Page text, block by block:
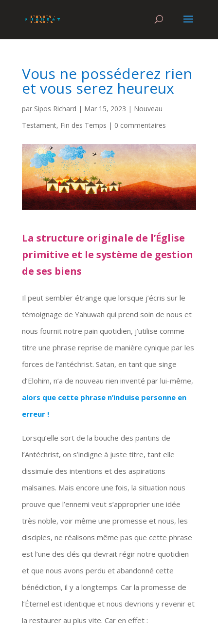
Vous ne posséderez rien
et vous serez heureux
par Sipos Richard | Mar 15, 2023 | Nouveau
Testament, Fin des Temps | 0 commentaires
La structure originale de l’Église
primitive et le système de gestion
de ses biens
Il peut sembler étrange que lorsque j’écris sur le
témoignage de Yahuwah qui prend soin de nous et
nous fournit notre pain quotidien, j’utilise comme
titre une phrase reprise de manière cynique par les
forces de l’antéchrist. Satan, en tant que singe
d’Elohim, n’a de nouveau rien inventé par lui-même,
alors que cette phrase n’induise personne en
erreur !
Lorsqu’elle sort de la bouche des pantins de
l’Antéchrist, on s’indigne à juste titre, tant elle
dissimule des intentions et des aspirations
malsaines. Mais encore une fois, la situation nous
prouve que l’ennemi veut s’approprier une idée
très noble, voir même une promesse et nous, les
disciples, ne réalisons même pas que cette phrase
est l’une des clés qui devrait régir notre quotidien
et que nous avons perdu et abandonné cette
bénédiction, il y a longtemps. Car la promesse de
l’Éternel est identique et nous devrions y revenir et
la restaurer au plus vite. Car en effet :